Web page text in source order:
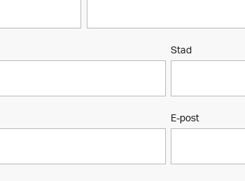
Stad
E-post